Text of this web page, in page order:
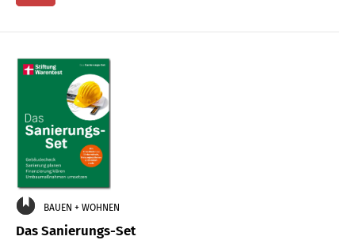
BAUEN + WOHNEN
Das Sanierungs-Set